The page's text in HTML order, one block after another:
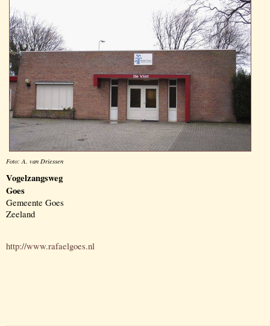
Foto: A. van Driessen
Vogelzangsweg
Goes
Gemeente Goes
Zeeland
http://www.rafaelgoes.nl